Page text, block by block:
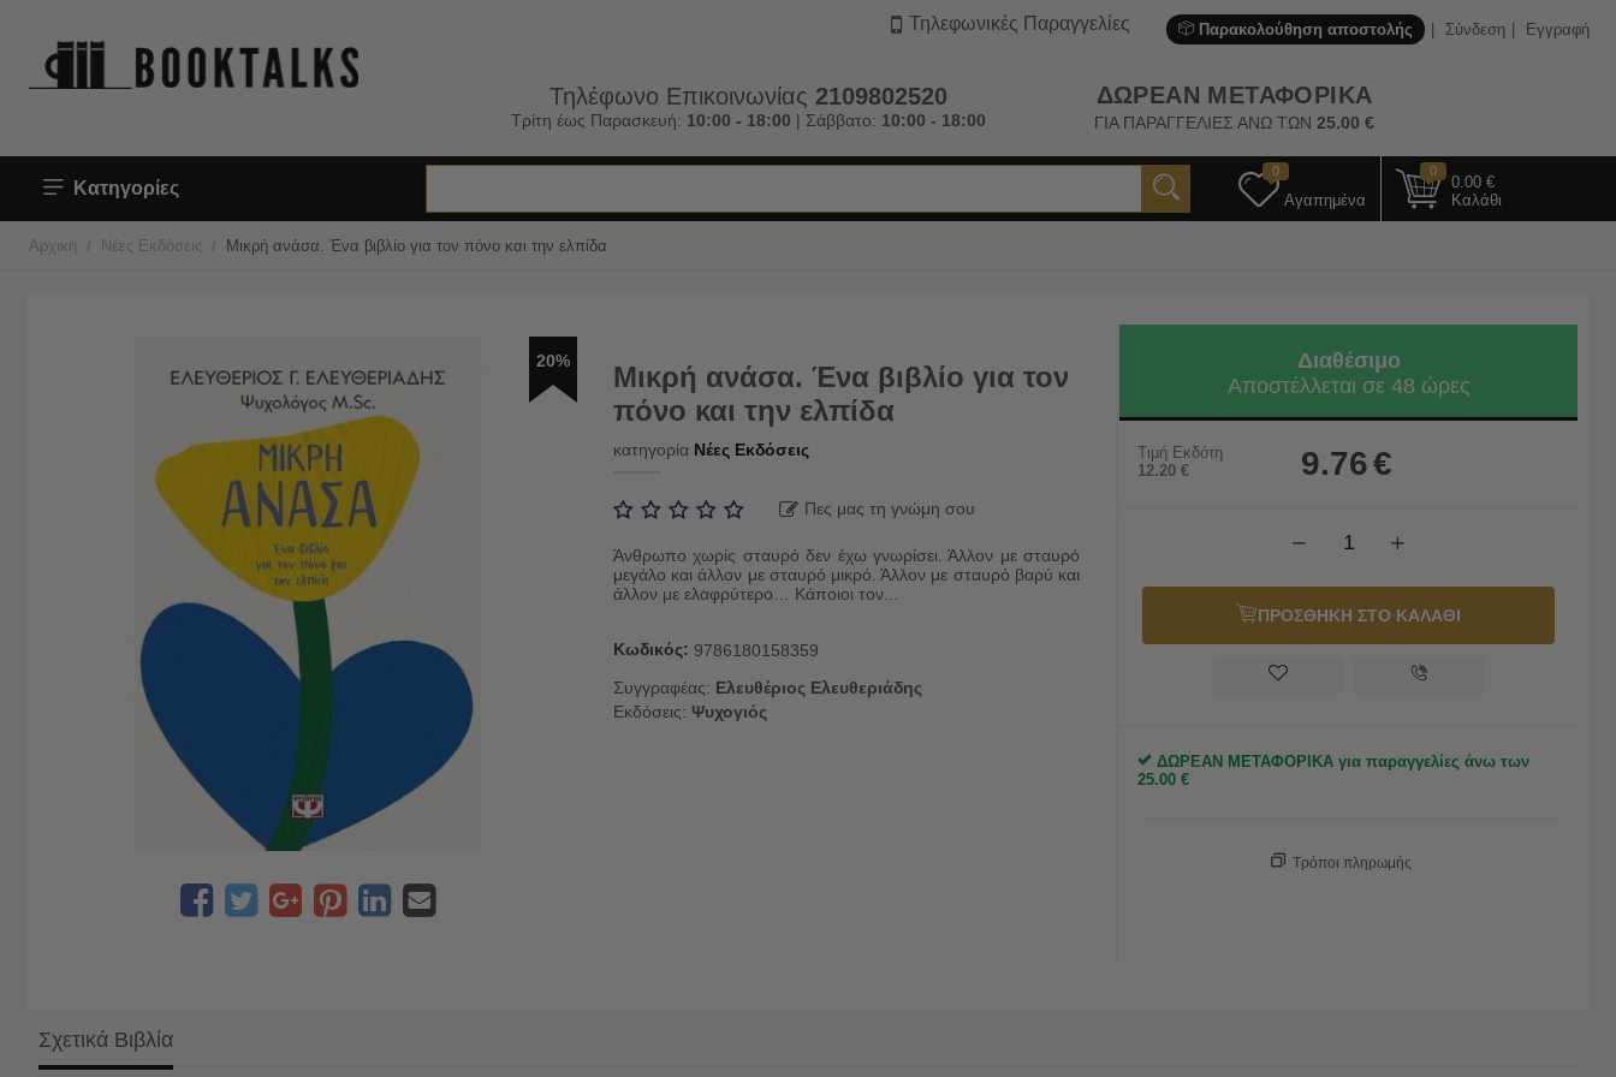
Παρακολούθηση αποστολής Σύνδεση Εγγραφή
Τηλεφωνικές Παραγγελίες
Τηλέφωνο Επικοινωνίας 2109802520
Τρίτη έως Παρασκευή: 10:00 - 18:00 | Σάββατο: 10:00 - 18:00
ΔΩΡΕΑΝ ΜΕΤΑΦΟΡΙΚΑ
ΓΙΑ ΠΑΡΑΓΓΕΛΙΕΣ ΑΝΩ ΤΩΝ25.00 €
Κατηγορίες
0
Αγαπημένα
0
0.00 €
Καλάθι
Αρχική / Νέες Εκδόσεις / Μικρή ανάσα. Ένα βιβλίο για τον πόνο και την ελπίδα
20%
Μικρή ανάσα. Ένα βιβλίο για τον
πόνο και την ελπίδα
κατηγορία Νέες Εκδόσεις
Πες μας τη γνώμη σου
Άνθρωπο χωρίς σταυρό δεν έχω γνωρίσει. Άλλον με σταυρό
μεγάλο και άλλον με σταυρό μικρό. Άλλον με σταυρό βαρύ και
άλλον με ελαφρύτερο… Κάποιοι τον...
Κωδικός: 9786180158359
Συγγραφέας: Ελευθέριος Ελευθεριάδης
Εκδόσεις: Ψυχογιός
Διαθέσιμο
Αποστέλλεται σε 48 ώρες
Τιμή Εκδότη
12.20 € 9.76€
+
−
ΠΡΟΣΘΗΚΗ ΣΤΟ ΚΑΛΑΘΙ
ΔΩΡΕΑΝ ΜΕΤΑΦΟΡΙΚΑ για παραγγελίες άνω των
25.00 €
Τρόποι πληρωμής
Σχετικά Βιβλία